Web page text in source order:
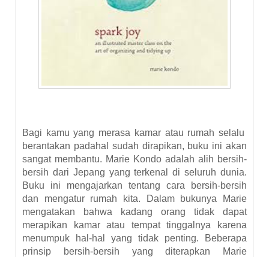
Bagi kamu yang merasa kamar atau rumah selalu
berantakan padahal sudah dirapikan, buku ini akan
sangat membantu. Marie Kondo adalah alih bersih-
bersih dari Jepang yang terkenal di seluruh dunia.
Buku ini mengajarkan tentang cara bersih-bersih
dan mengatur rumah kita. Dalam bukunya Marie
mengatakan bahwa kadang orang tidak dapat
merapikan kamar atau tempat tinggalnya karena
menumpuk hal-hal yang tidak penting. Beberapa
prinsip bersih-bersih yang diterapkan Marie